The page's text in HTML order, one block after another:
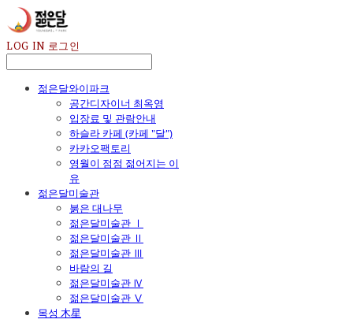
LOG IN 로그인
젊은달와이파크
공간디자이너 최옥영
입장료 및 관람안내
하슬라 카페 (카페 "달")
카카오팩토리
영월이 점점 젊어지는 이
유
젊은달미술관
붉은 대나무
젊은달미술관 Ⅰ
젊은달미술관 Ⅱ
젊은달미술관 Ⅲ
바람의 길
젊은달미술관 Ⅳ
젊은달미술관 Ⅴ
목성 木星